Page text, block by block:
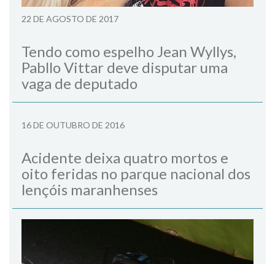
22 DE AGOSTO DE 2017
Tendo como espelho Jean Wyllys,
Pabllo Vittar deve disputar uma
vaga de deputado
16 DE OUTUBRO DE 2016
Acidente deixa quatro mortos e
oito feridas no parque nacional dos
lençóis maranhenses